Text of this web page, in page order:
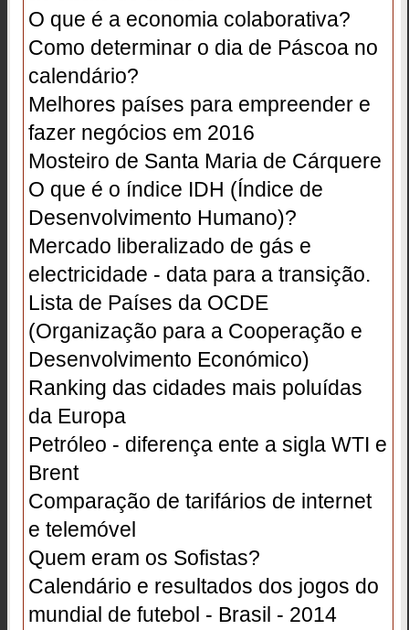
O que é a economia colaborativa?
Como determinar o dia de Páscoa no
calendário?
Melhores países para empreender e
fazer negócios em 2016
Mosteiro de Santa Maria de Cárquere
O que é o índice IDH (Índice de
Desenvolvimento Humano)?
Mercado liberalizado de gás e
electricidade - data para a transição.
Lista de Países da OCDE
(Organização para a Cooperação e
Desenvolvimento Económico)
Ranking das cidades mais poluídas
da Europa
Petróleo - diferença ente a sigla WTI e
Brent
Comparação de tarifários de internet
e telemóvel
Quem eram os Sofistas?
Calendário e resultados dos jogos do
mundial de futebol - Brasil - 2014